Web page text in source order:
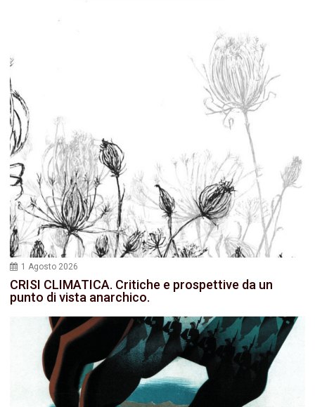
1 Agosto 2026
CRISI CLIMATICA. Critiche e prospettive da un
punto di vista anarchico.